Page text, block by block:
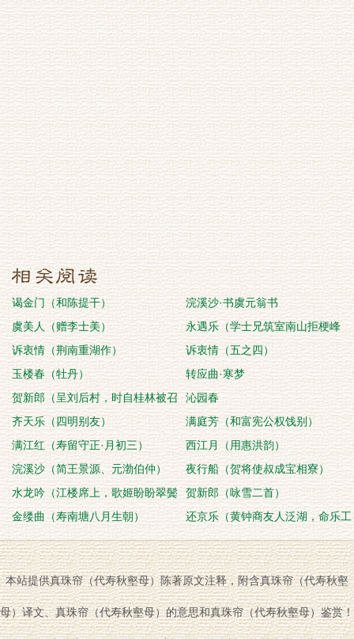
谒金门（和陈提干）
浣溪沙·书虞元翁书
虞美人（赠李士美）
永遇乐（学士兄筑室南山拒梗峰
下，与西山相对。
诉衷情（荆南重湖作）
诉衷情（五之四）
玉楼春（牡丹）
转应曲·寒梦
贺新郎（呈刘后村，时自桂林被召
到莆，又遭烦言）
沁园春
齐天乐（四明别友）
满庭芳（和富宪公权饯别）
满江红（寿留守正·月初三）
西江月（用惠洪韵）
浣溪沙（简王景源、元渤伯仲）
夜行船（贺将使叔成宝相寮）
水龙吟（江楼席上，歌姬盼盼翠鬓
侑樽，酒行弹琵琶
贺新郎（咏雪二首）
金缕曲（寿南塘八月生朝）
还京乐（黄钟商友人泛湖，命乐工
以筝、笙、琵琶
本站提供真珠帘（代寿秋壑母）陈著原文注释，附含真珠帘（代寿秋壑
母）译文、真珠帘（代寿秋壑母）的意思和真珠帘（代寿秋壑母）鉴赏！